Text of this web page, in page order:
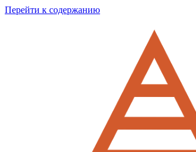
Перейти к содержанию